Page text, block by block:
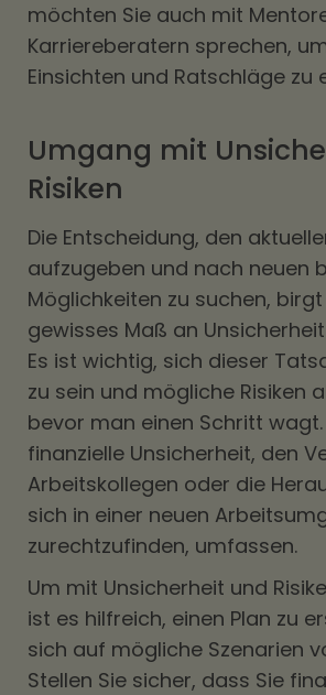
möchten Sie auch mit
Karriereberatern sprechen,
Einsichten und Ratschläge zu
Umgang mit
Risiken
Die Entscheidung, den
aufzugeben und nach neuen
Möglichkeiten zu suchen,
gewisses Maß an
Es ist wichtig, sich dieser
zu sein und mögliche Risiken
bevor man einen Schritt wagt.
finanzielle Unsicherheit, den
Arbeitskollegen oder die
sich in einer neuen
zurechtzufinden, umfassen.
Um mit Unsicherheit und
ist es hilfreich, einen Plan zu
sich auf mögliche Szenarien
Stellen Sie sicher, dass Sie